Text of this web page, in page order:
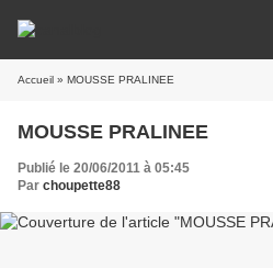
Accueil » MOUSSE PRALINEE
MOUSSE PRALINEE
Publié le 20/06/2011 à 05:45
Par choupette88